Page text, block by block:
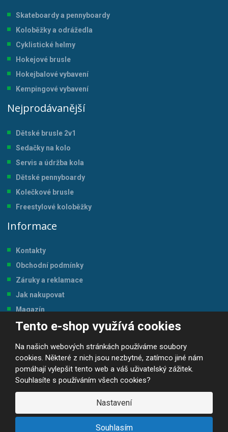
Tento e-shop využívá cookies
Na našich webových stránkách používáme soubory
cookies. Některé z nich jsou nezbytné, zatímco jiné nám
pomáhají vylepšit tento web a váš uživatelský zážitek.
Souhlasíte s používáním všech cookies?
Nastavení
Souhlasím
Skateboardy a pennyboardy
Koloběžky a odrážedla
Cyklistické helmy
Hokejové brusle
Hokejbalové vybavení
Kempingové vybavení
Nejprodávanější
Dětské brusle 2v1
Sedačky na kolo
Servis a údržba kola
Dětské pennyboardy
Kolečkové brusle
Freestylové koloběžky
Informace
Kontakty
Obchodní podmínky
Záruky a reklamace
Jak nakupovat
Magazín
Tabulka velikostí
© 2026, JP-SPORT.CZ SPORTOVNÍ POTŘEBY
Prohlášení o přístupnosti |Mapa stránek ||GDPR
VYROBILA
R